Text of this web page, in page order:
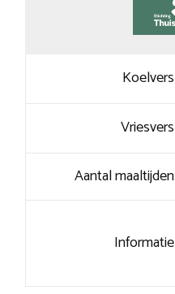
Koelvers
Vriesvers
Aantal maaltijden
Informatie